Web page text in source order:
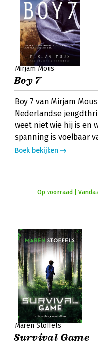
Mirjam Mous
Boy 7
Boy 7 van Mirjam
Nederlandse
weet niet wie hij is en
spanning is voelbaar
Boek bekijken
Op voorraad |
Maren Stoffels
Survival Game